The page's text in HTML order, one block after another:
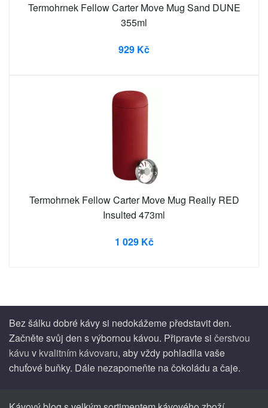
Termohrnek Fellow Carter Move Mug Sand DUNE
355ml
929 Kč
Termohrnek Fellow Carter Move Mug Really RED
Insulted 473ml
1 029 Kč
Bez šálku dobré kávy si nedokážeme představit den.
Začněte svůj den s výbornou kávou. Připravte si čerstvou
kávu v kvalitním kávovaru, aby vždy pohladila vaše
chuťové buňky. Dále nezapomeňte na čokoládu a čaje.